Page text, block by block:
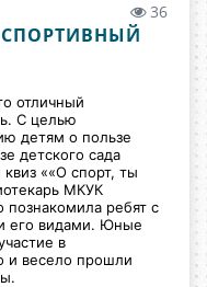
36
отличный
С целью
детям о пользе
детского сада
««О спорт, ты
МКУК
познакомила ребят с
его видами. Юные
в
и весело прошли